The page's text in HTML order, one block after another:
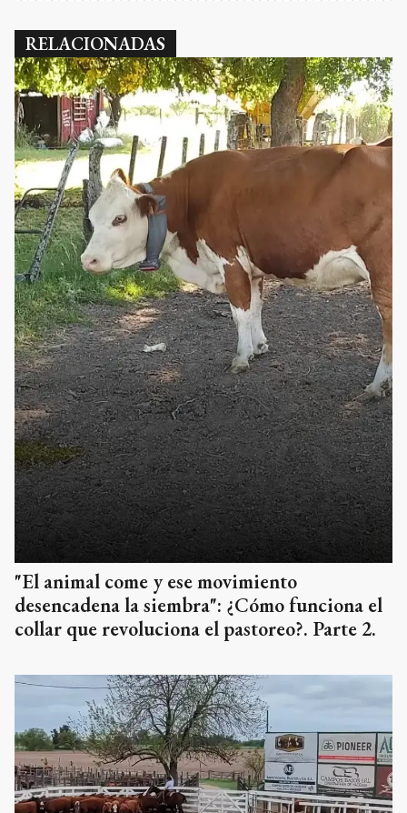
RELACIONADAS
"El animal come y ese movimiento
desencadena la siembra": ¿Cómo funciona el
collar que revoluciona el pastoreo?. Parte 2.